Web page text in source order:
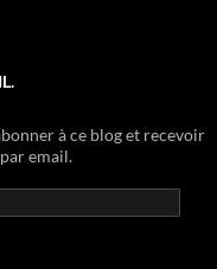
à ce blog et recevoir
email.